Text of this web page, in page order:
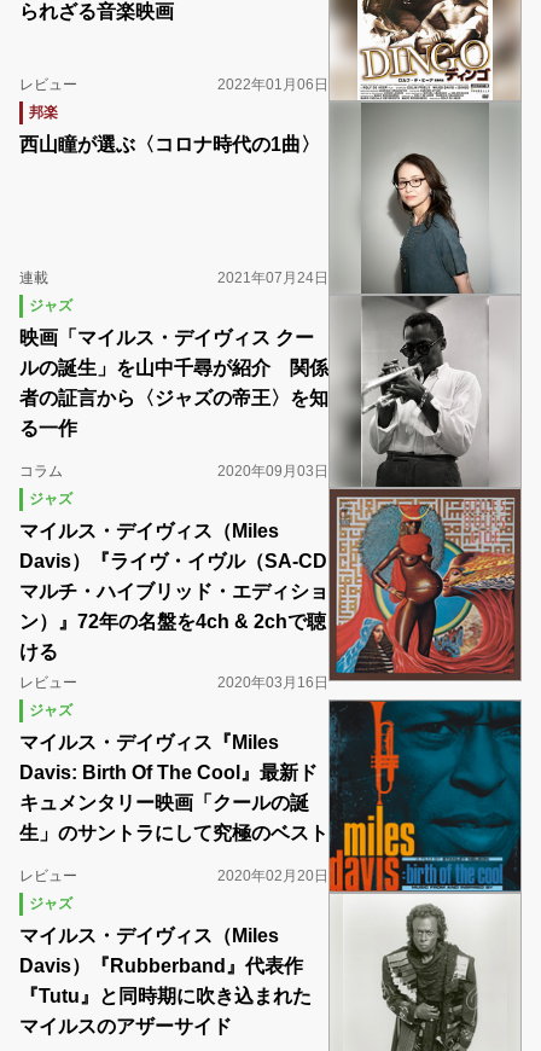
られざる音楽映画
レビュー
2022年01月06日
邦楽
西山瞳が選ぶ〈コロナ時代の1曲〉
連載
2021年07月24日
ジャズ
映画「マイルス・デイヴィス クー
ルの誕生」を山中千尋が紹介 関係
者の証言から〈ジャズの帝王〉を知
る一作
コラム
2020年09月03日
ジャズ
マイルス・デイヴィス（Miles
Davis）『ライヴ・イヴル（SA-CD
マルチ・ハイブリッド・エディショ
ン）』72年の名盤を4ch & 2chで聴
ける
レビュー
2020年03月16日
ジャズ
マイルス・デイヴィス『Miles
Davis: Birth Of The Cool』最新ド
キュメンタリー映画「クールの誕
生」のサントラにして究極のベスト
レビュー
2020年02月20日
ジャズ
マイルス・デイヴィス（Miles
Davis）『Rubberband』代表作
『Tutu』と同時期に吹き込まれた
マイルスのアザーサイド